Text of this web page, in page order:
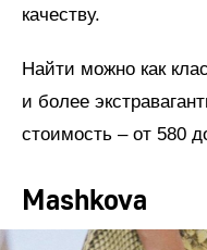
качеству.
Найти можно как
и более
стоимость – от 580
Mashkova